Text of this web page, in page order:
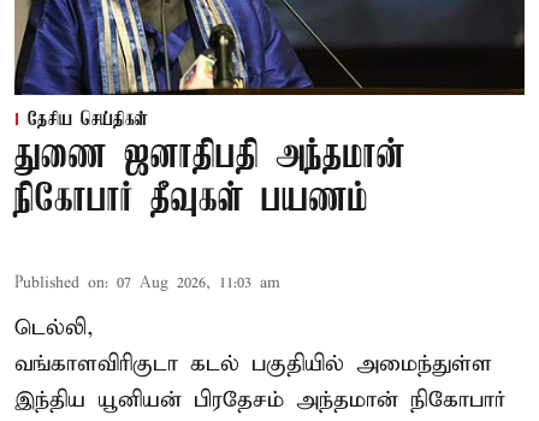
தேசிய செய்திகள்
துணை ஜனாதிபதி அந்தமான்
நிகோபார் தீவுகள் பயணம்
Published on: 07 Aug 2026, 11:03 am
டெல்லி,
வங்காளவிரிகுடா கடல் பகுதியில் அமைந்துள்ள
இந்திய யூனியன் பிரதேசம் அந்தமான் நிகோபார்